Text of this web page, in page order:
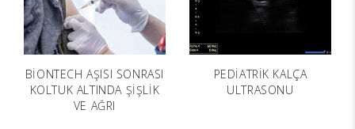
BİONTECH AŞISI SONRASI
KOLTUK ALTINDA ŞİŞLİK
VE AĞRI
PEDİATRİK KALÇA
ULTRASONU